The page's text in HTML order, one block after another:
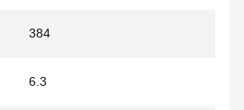
384
6.3